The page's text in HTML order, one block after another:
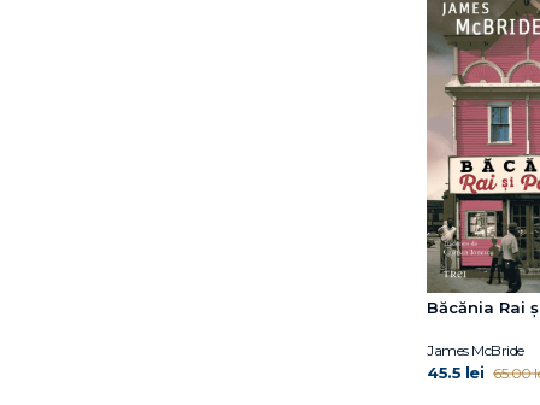
Băcănia Rai
James McBride
45.5 lei 65.00